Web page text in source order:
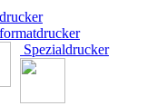
Spezialdrucker